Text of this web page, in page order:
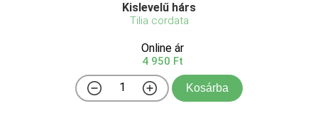
Kislevelű hárs
Tilia cordata
Online ár
4 950 Ft
Kosárba